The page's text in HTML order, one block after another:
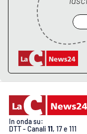
NETWORK
Lacplay.it
Lactv.it
Lacitymag.it
Lacapitalenews.it
In onda su:
DTT - Canali 11, 17 e 111